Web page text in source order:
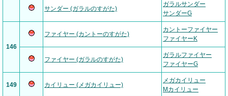
サンダー (ガラルのすがた)
ガラルサンダー
サンダーG
146
ファイヤー (カントーのすがた)
カントーファイヤー
ファイヤーK
ファイヤー (ガラルのすがた)
ガラルファイヤー
ファイヤーG
149 カイリュー (メガカイリュー)
メガカイリュー
Mカイリュー